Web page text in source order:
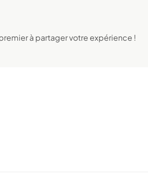
à partager votre expérience !